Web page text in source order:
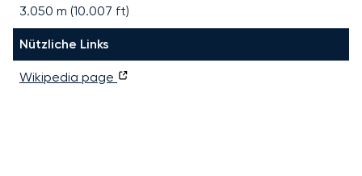
3.050 m (10.007 ft)
Nützliche Links
Wikipedia page